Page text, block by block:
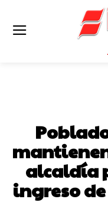
alcaldía
ingreso